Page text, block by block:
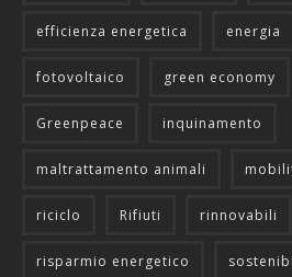
efficienza energetica energia
fotovoltaico green economy
Greenpeace inquinamento
maltrattamento animali
riciclo Rifiuti rinnovabili
risparmio energetico